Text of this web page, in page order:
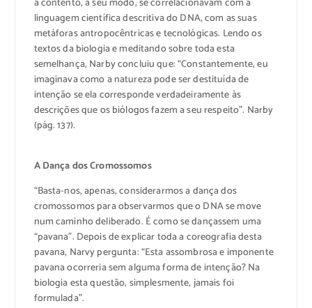
linguagem científica descritiva do DNA, com as suas
metáforas antropocêntricas e tecnológicas. Lendo os
textos da biologia e meditando sobre toda esta
semelhança, Narby concluiu que: “Constantemente, eu
imaginava como a natureza pode ser destituída de
intenção se ela corresponde verdadeiramente às
descrições que os biólogos fazem a seu respeito”. Narby
(pág. 137).
A Dança dos Cromossomos
“Basta-nos, apenas, considerarmos a dança dos
cromossomos para observarmos que o DNA se move
num caminho deliberado. É como se dançassem uma
“pavana”. Depois de explicar toda a coreografia desta
pavana, Narvy pergunta: “Esta assombrosa e imponente
pavana ocorreria sem alguma forma de intenção? Na
biologia esta questão, simplesmente, jamais foi
formulada”.